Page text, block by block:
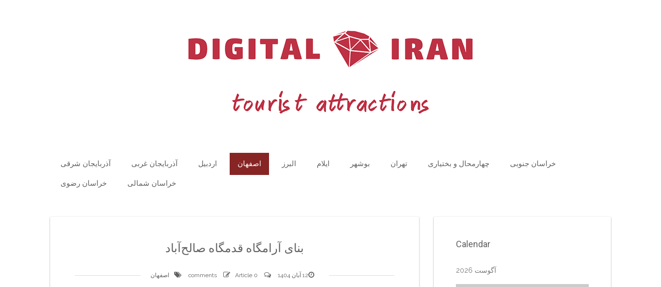
آذربایجان شرقی آذربایجان غربی اردبیل اصفهان البرز ایلام بوشهر تهران چهارمحال و بختیاری خراسان جنوبی
خراسان رضوی خراسان شمالی
بنای آرامگاه قدمگاه صالح‌آباد
12 آبان 1404 0 comments
Article اصفهان
Calendar
آگوست 2026